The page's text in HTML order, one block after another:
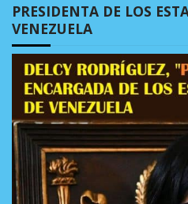
PRESIDENTA DE LOS
VENEZUELA